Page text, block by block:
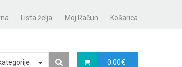
Lista želja Moj Račun Košarica
0.00€